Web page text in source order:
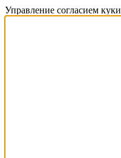
Управление согласием куки